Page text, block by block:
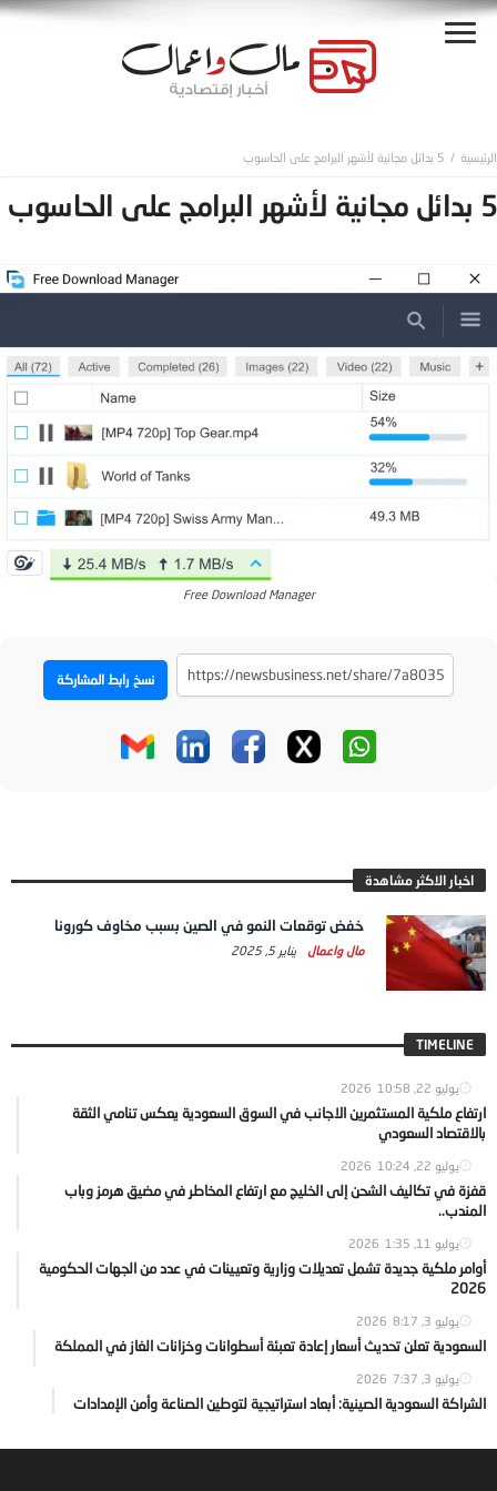
5 بدائل مجانية لأشهر البرامج على الحاسوب
5 بدائل مجانية لأشهر البرامج على الحاسوب
Free Download Manager
نسخ رابط المشاركة
اخبار الاكثر مشاهدة
خفض توقعات النمو في الصين بسبب مخاوف كورونا
مال واعمال يناير 5, 2025
TIMELINE
يوليو 22, 2026 10:58
ارتفاع ملكية المستثمرين الاجانب في السوق السعودية يعكس تنامي الثقة
بالاقتصاد السعودي
يوليو 22, 2026 10:24
قفزة في تكاليف الشحن إلى الخليج مع ارتفاع المخاطر في مضيق هرمز وباب
المندب..
يوليو 11, 2026 1:35
أوامر ملكية جديدة تشمل تعديلات وزارية وتعيينات في عدد من الجهات الحكومية
2026
يوليو 3, 2026 8:17
السعودية تعلن تحديث أسعار إعادة تعبئة أسطوانات وخزانات الغاز في المملكة
يوليو 3, 2026 7:37
الشراكة السعودية الصينية: أبعاد استراتيجية لتوطين الصناعة وأمن الإمدادات